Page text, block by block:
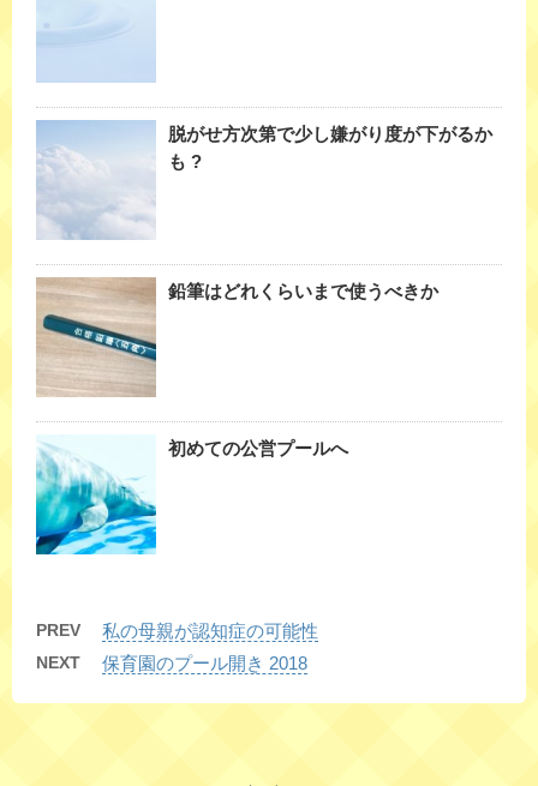
脱がせ方次第で少し嫌がり度が下がるか
も ?
鉛筆はどれくらいまで使うべきか
初めての公営プールへ
PREV 私の母親が認知症の可能性
NEXT 保育園のプール開き 2018